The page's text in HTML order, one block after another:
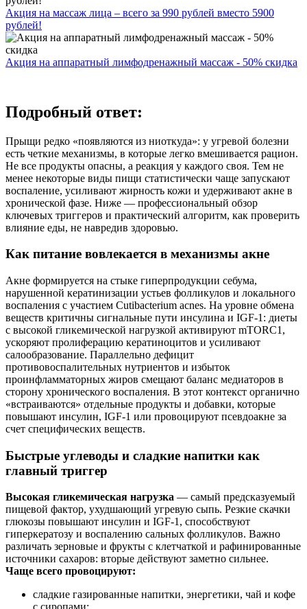
Акция на массаж лица – всего за 990 рублей вместо 5900
рублей!
Акция на аппаратный лимфодренажный массаж - 50% скидка
Подробный ответ:
Прыщи редко «появляются из ниоткуда»: у угревой болезни
есть четкие механизмы, в которые легко вмешивается рацион.
Не все продукты опасны, а реакция у каждого своя. Тем не
менее некоторые виды пищи статистически чаще запускают
воспаление, усиливают жирность кожи и удерживают акне в
хронической фазе. Ниже — профессиональный обзор
ключевых триггеров и практический алгоритм, как проверить
влияние еды, не навредив здоровью.
Как питание вовлекается в механизмы акне
Акне формируется на стыке гиперпродукции себума,
нарушенной кератинизации устьев фолликулов и локального
воспаления с участием Cutibacterium acnes. На уровне обмена
веществ критичны сигнальные пути инсулина и IGF‑1: диеты
с высокой гликемической нагрузкой активируют mTORC1,
ускоряют пролиферацию кератиноцитов и усиливают
салообразование. Параллельно дефицит
противовоспалительных нутриентов и избыток
проинфламматорных жиров смещают баланс медиаторов в
сторону хронического воспаления. В этот контекст органично
«встраиваются» отдельные продукты и добавки, которые
повышают инсулин, IGF‑1 или провоцируют псевдоакне за
счет специфических веществ.
Быстрые углеводы и сладкие напитки как
главный триггер
Высокая гликемическая нагрузка — самый предсказуемый
пищевой фактор, ухудшающий угревую сыпь. Резкие скачки
глюкозы повышают инсулин и IGF‑1, способствуют
гиперкератозу и воспалению сальных фолликулов. Важно
различать зерновые и фрукты с клетчаткой и рафинированные
источники сахаров: вторые действуют заметно сильнее.
Чаще всего провоцируют:
сладкие газированные напитки, энергетики, чай и кофе